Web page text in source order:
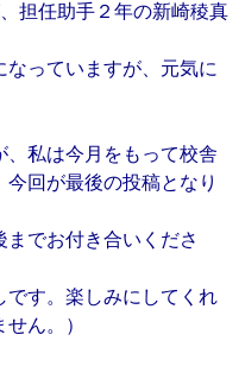
担任助手２年の新崎稜真
っていますが、元気に
、私は今月をもって校舎
回が最後の投稿となり
でお付き合いくださ
です。楽しみにしてくれ
ん。）